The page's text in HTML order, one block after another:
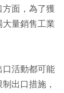
面，為了獲
量銷售工業
活動都可能
出口措施，